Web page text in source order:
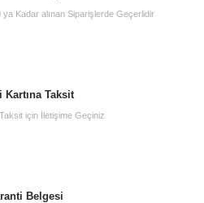
Kadar alınan Siparişlerde Geçerlidir
Kartına Taksit
için İletişime Geçiniz
Belgesi